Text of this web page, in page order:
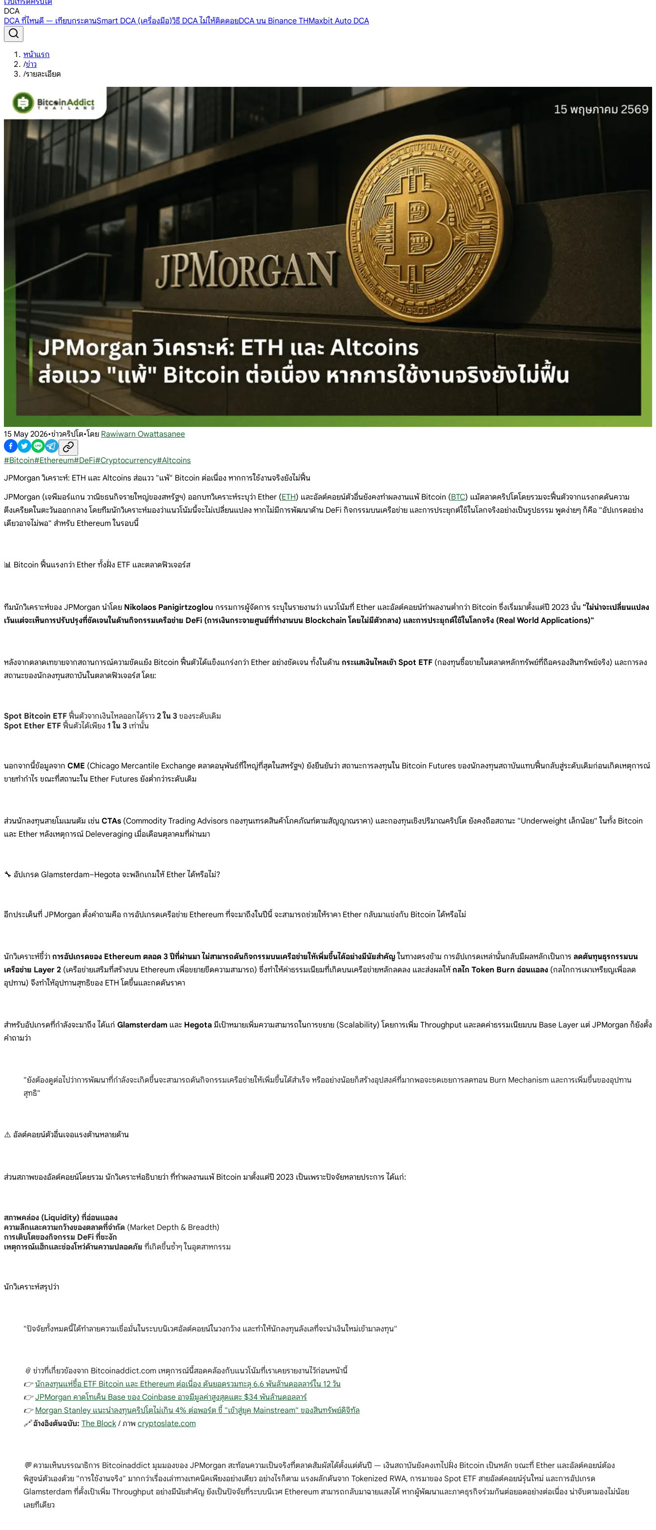
DCA
DCA ที่ไหนดี — เทียบกระดานSmart DCA (เครื่องมือ)วิธี DCA ไม่ให้ติดดอยDCA บน Binance THMaxbit Auto DCA
หน้าแรก
/ข่าว
/รายละเอียด
15 May 2026•ข่าวคริปโต•โดย Rawiwarn Owattasanee
#Bitcoin#Ethereum#DeFi#Cryptocurrency#Altcoins
JPMorgan วิเคราะห์: ETH และ Altcoins ส่อแวว "แพ้" Bitcoin ต่อเนื่อง หากการใช้งานจริงยังไม่ฟื้น
JPMorgan (เจพีมอร์แกน วาณิชธนกิจรายใหญ่ของสหรัฐฯ) ออกบทวิเคราะห์ระบุว่า Ether (ETH) และอัลต์คอยน์ตัวอื่นยังคงทำผลงานแพ้ Bitcoin (BTC) แม้ตลาดคริปโตโดยรวมจะฟื้นตัวจากแรงกดดันความ
ตึงเครียดในตะวันออกกลาง โดยทีมนักวิเคราะห์มองว่าแนวโน้มนี้จะไม่เปลี่ยนแปลง หากไม่มีการพัฒนาด้าน DeFi กิจกรรมบนเครือข่าย และการประยุกต์ใช้ในโลกจริงอย่างเป็นรูปธรรม พูดง่ายๆ ก็คือ "อัปเกรดอย่าง
เดียวอาจไม่พอ" สำหรับ Ethereum ในรอบนี้
📊 Bitcoin ฟื้นแรงกว่า Ether ทั้งฝั่ง ETF และตลาดฟิวเจอร์ส
ทีมนักวิเคราะห์ของ JPMorgan นำโดย Nikolaos Panigirtzoglou กรรมการผู้จัดการ ระบุในรายงานว่า แนวโน้มที่ Ether และอัลต์คอยน์ทำผลงานต่ำกว่า Bitcoin ซึ่งเริ่มมาตั้งแต่ปี 2023 นั้น "ไม่น่าจะเปลี่ยนแปลง
เว้นแต่จะเห็นการปรับปรุงที่ชัดเจนในด้านกิจกรรมเครือข่าย DeFi (การเงินกระจายศูนย์ที่ทำงานบน Blockchain โดยไม่มีตัวกลาง) และการประยุกต์ใช้ในโลกจริง (Real World Applications)"
หลังจากตลาดเทขายจากสถานการณ์ความขัดแย้ง Bitcoin ฟื้นตัวได้แข็งแกร่งกว่า Ether อย่างชัดเจน ทั้งในด้าน กระแสเงินไหลเข้า Spot ETF (กองทุนซื้อขายในตลาดหลักทรัพย์ที่ถือครองสินทรัพย์จริง) และการลง
สถานะของนักลงทุนสถาบันในตลาดฟิวเจอร์ส โดย:
Spot Bitcoin ETF ฟื้นตัวจากเงินไหลออกได้ราว 2 ใน 3 ของระดับเดิม
Spot Ether ETF ฟื้นตัวได้เพียง 1 ใน 3 เท่านั้น
นอกจากนี้ข้อมูลจาก CME (Chicago Mercantile Exchange ตลาดอนุพันธ์ที่ใหญ่ที่สุดในสหรัฐฯ) ยังยืนยันว่า สถานะการลงทุนใน Bitcoin Futures ของนักลงทุนสถาบันแทบฟื้นกลับสู่ระดับเดิมก่อนเกิดเหตุการณ์
ขายทำกำไร ขณะที่สถานะใน Ether Futures ยังต่ำกว่าระดับเดิม
ส่วนนักลงทุนสายโมเมนตัม เช่น CTAs (Commodity Trading Advisors กองทุนเทรดสินค้าโภคภัณฑ์ตามสัญญาณราคา) และกองทุนเชิงปริมาณคริปโต ยังคงถือสถานะ "Underweight เล็กน้อย" ในทั้ง Bitcoin
และ Ether หลังเหตุการณ์ Deleveraging เมื่อเดือนตุลาคมที่ผ่านมา
🔧 อัปเกรด Glamsterdam–Hegota จะพลิกเกมให้ Ether ได้หรือไม่?
อีกประเด็นที่ JPMorgan ตั้งคำถามคือ การอัปเกรดเครือข่าย Ethereum ที่จะมาถึงในปีนี้ จะสามารถช่วยให้ราคา Ether กลับมาแข่งกับ Bitcoin ได้หรือไม่
นักวิเคราะห์ชี้ว่า การอัปเกรดของ Ethereum ตลอด 3 ปีที่ผ่านมา ไม่สามารถดันกิจกรรมบนเครือข่ายให้เพิ่มขึ้นได้อย่างมีนัยสำคัญ ในทางตรงข้าม การอัปเกรดเหล่านั้นกลับมีผลหลักเป็นการ ลดต้นทุนธุรกรรมบน
เครือข่าย Layer 2 (เครือข่ายเสริมที่สร้างบน Ethereum เพื่อขยายขีดความสามารถ) ซึ่งทำให้ค่าธรรมเนียมที่เกิดบนเครือข่ายหลักลดลง และส่งผลให้ กลไก Token Burn อ่อนแอลง (กลไกการเผาเหรียญเพื่อลด
อุปทาน) จึงทำให้อุปทานสุทธิของ ETH โตขึ้นและกดดันราคา
สำหรับอัปเกรดที่กำลังจะมาถึง ได้แก่ Glamsterdam และ Hegota มีเป้าหมายเพิ่มความสามารถในการขยาย (Scalability) โดยการเพิ่ม Throughput และลดค่าธรรมเนียมบน Base Layer แต่ JPMorgan ก็ยังตั้ง
คำถามว่า
"ยังต้องดูต่อไปว่าการพัฒนาที่กำลังจะเกิดขึ้นจะสามารถดันกิจกรรมเครือข่ายให้เพิ่มขึ้นได้สำเร็จ หรืออย่างน้อยก็สร้างอุปสงค์ที่มากพอจะชดเชยการลดทอน Burn Mechanism และการเพิ่มขึ้นของอุปทาน
สุทธิ"
⚠️ อัลต์คอยน์ตัวอื่นเจอแรงต้านหลายด้าน
ส่วนสภาพของอัลต์คอยน์โดยรวม นักวิเคราะห์อธิบายว่า ที่ทำผลงานแพ้ Bitcoin มาตั้งแต่ปี 2023 เป็นเพราะปัจจัยหลายประการ ได้แก่:
สภาพคล่อง (Liquidity) ที่อ่อนแอลง
ความลึกและความกว้างของตลาดที่จำกัด (Market Depth & Breadth)
การเติบโตของกิจกรรม DeFi ที่ชะงัก
เหตุการณ์แฮ็กและช่องโหว่ด้านความปลอดภัย ที่เกิดขึ้นซ้ำๆ ในอุตสาหกรรม
นักวิเคราะห์สรุปว่า
"ปัจจัยทั้งหมดนี้ได้ทำลายความเชื่อมั่นในระบบนิเวศอัลต์คอยน์ในวงกว้าง และทำให้นักลงทุนลังเลที่จะนำเงินใหม่เข้ามาลงทุน"
📎 ข่าวที่เกี่ยวข้องจาก Bitcoinaddict.com เหตุการณ์นี้สอดคล้องกับแนวโน้มที่เราเคยรายงานไว้ก่อนหน้านี้
👉นักลงทุนแห่ซื้อ ETF Bitcoin และ Ethereum ต่อเนื่อง ดันยอดรวมทะลุ 6.6 พันล้านดอลลาร์ใน 12 วัน
👉JPMorgan คาดโทเค็น Base ของ Coinbase อาจมีมูลค่าสูงสุดแตะ $34 พันล้านดอลลาร์
👉 Morgan Stanley แนะนำลงทุนคริปโตไม่เกิน 4% ต่อพอร์ต ชี้ "เข้าสู่ยุค Mainstream" ของสินทรัพย์ดิจิทัล
🔗อ้างอิงต้นฉบับ: The Block / ภาพ cryptoslate.com
💬 ความเห็นบรรณาธิการ Bitcoinaddict มุมมองของ JPMorgan สะท้อนความเป็นจริงที่ตลาดสัมผัสได้ตั้งแต่ต้นปี — เงินสถาบันยังคงเทไปฝั่ง Bitcoin เป็นหลัก ขณะที่ Ether และอัลต์คอยน์ต้อง
พิสูจน์ตัวเองด้วย "การใช้งานจริง" มากกว่าเรื่องเล่าทางเทคนิคเพียงอย่างเดียว อย่างไรก็ตาม แรงผลักดันจาก Tokenized RWA, การมาของ Spot ETF สายอัลต์คอยน์รุ่นใหม่ และการอัปเกรด
Glamsterdam ที่ตั้งเป้าเพิ่ม Throughput อย่างมีนัยสำคัญ ยังเป็นปัจจัยที่ระบบนิเวศ Ethereum สามารถกลับมาฉายแสงได้ หากผู้พัฒนาและภาคธุรกิจร่วมกันต่อยอดอย่างต่อเนื่อง น่าจับตามองไม่น้อย
เลยทีเดียว